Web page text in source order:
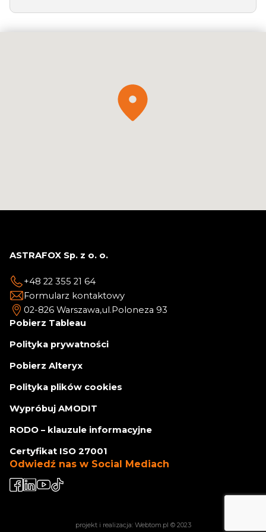
ASTRAFOX Sp. z o. o.
+48 22 355 21 64
Formularz kontaktowy
02-826 Warszawa,ul.Poloneza 93
Pobierz Tableau
Polityka prywatności
Pobierz Alteryx
Polityka plików cookies
Wypróbuj AMODIT
RODO – klauzule informacyjne
Certyfikat ISO 27001
Odwiedź nas w Social Mediach
projekt i realizacja: Webtom.pl © 2023